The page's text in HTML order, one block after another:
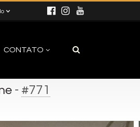
CONTATO
- #771